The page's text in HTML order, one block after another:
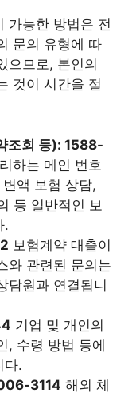
가능한 방법은 전
문의 유형에 따
으므로, 본인의
것이 시간을 절
조회 등): 1588-
하는 메인 번호
액 보험 상담,
등 일반적인 보
.
보험계약 대출이
와 관련된 문의는
담원과 연결됩니
기업 및 개인의
, 수령 방법 등에
다.
3114 해외 체